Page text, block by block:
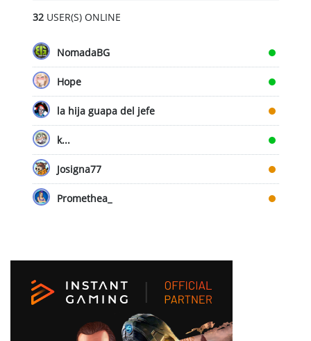
32USER(S) ONLINE
NomadaBG
Hope
la hija guapa del jefe
k...
Josigna77
Promethea_